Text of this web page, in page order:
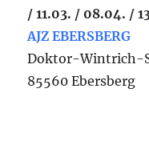
/ 11.03. / 08.04. /
AJZ EBERSBERG
Doktor-Wintrich-
85560 Ebersberg